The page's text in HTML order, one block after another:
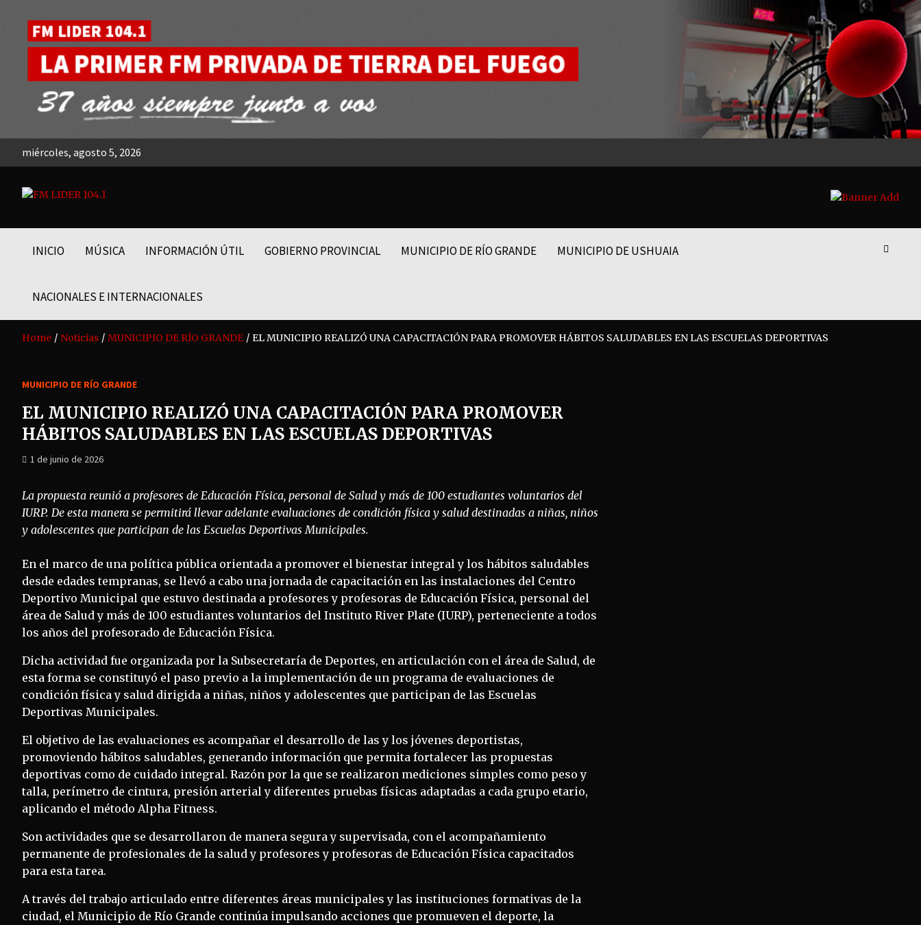
content
miércoles, agosto 5, 2026
FM LIDER 104.1
INICIO MÚSICA INFORMACIÓN ÚTIL GOBIERNO PROVINCIAL MUNICIPIO DE RÍO GRANDE MUNICIPIO DE USHUAIA
NACIONALES E INTERNACIONALES
Home Noticias MUNICIPIO DE RÍO GRANDE EL MUNICIPIO REALIZÓ UNA CAPACITACIÓN PARA PROMOVER HÁBITOS SALUDABLES EN LAS ESCUELAS DEPORTIVAS
MUNICIPIO DE RÍO GRANDE
EL MUNICIPIO REALIZÓ UNA CAPACITACIÓN PARA PROMOVER
HÁBITOS SALUDABLES EN LAS ESCUELAS DEPORTIVAS
1 de junio de 2026
La propuesta reunió a profesores de Educación Física, personal de Salud y más de 100 estudiantes voluntarios del
IURP. De esta manera se permitirá llevar adelante evaluaciones de condición física y salud destinadas a niñas, niños
y adolescentes que participan de las Escuelas Deportivas Municipales.
En el marco de una política pública orientada a promover el bienestar integral y los hábitos saludables
desde edades tempranas, se llevó a cabo una jornada de capacitación en las instalaciones del Centro
Deportivo Municipal que estuvo destinada a profesores y profesoras de Educación Física, personal del
área de Salud y más de 100 estudiantes voluntarios del Instituto River Plate (IURP), perteneciente a todos
los años del profesorado de Educación Física.
Dicha actividad fue organizada por la Subsecretaría de Deportes, en articulación con el área de Salud, de
esta forma se constituyó el paso previo a la implementación de un programa de evaluaciones de
condición física y salud dirigida a niñas, niños y adolescentes que participan de las Escuelas
Deportivas Municipales.
El objetivo de las evaluaciones es acompañar el desarrollo de las y los jóvenes deportistas,
promoviendo hábitos saludables, generando información que permita fortalecer las propuestas
deportivas como de cuidado integral. Razón por la que se realizaron mediciones simples como peso y
talla, perímetro de cintura, presión arterial y diferentes pruebas físicas adaptadas a cada grupo etario,
aplicando el método Alpha Fitness.
Son actividades que se desarrollaron de manera segura y supervisada, con el acompañamiento
permanente de profesionales de la salud y profesores y profesoras de Educación Física capacitados
para esta tarea.
A través del trabajo articulado entre diferentes áreas municipales y las instituciones formativas de la
ciudad, el Municipio de Río Grande continúa impulsando acciones que promueven el deporte, la